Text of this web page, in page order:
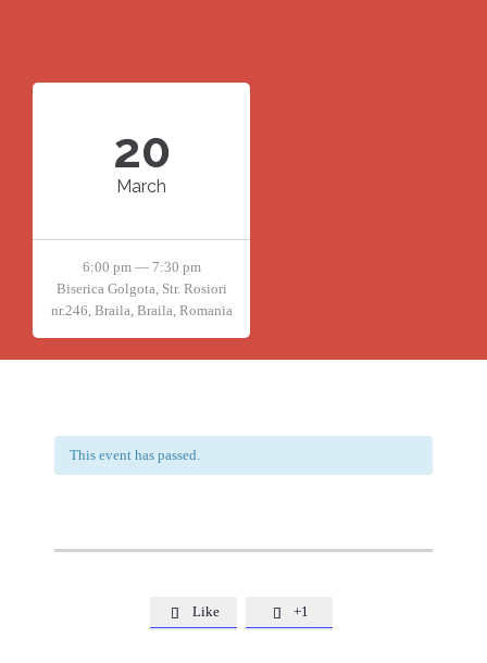
20
March
6:00 pm — 7:30 pm
Biserica Golgota, Str. Rosiori
nr.246, Braila, Braila, Romania
This event has passed.
 Like  +1